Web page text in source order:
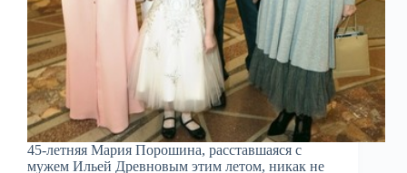
45-летняя Мария Порошина, расставшаяся с
мужем Ильей Древновым этим летом, никак не